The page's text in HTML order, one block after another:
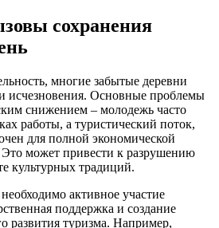
сохранения
многие забытые деревни
исчезновения. Основные проблемы
снижением – молодежь часто
работы, а туристический поток,
для полной экономической
может привести к разрушению
культурных традиций.
активное участие
поддержка и создание
развития туризма. Например,